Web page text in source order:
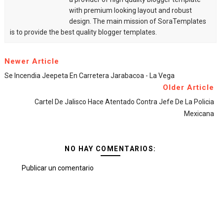
with premium looking layout and robust
design. The main mission of SoraTemplates
is to provide the best quality blogger templates.
Newer Article
Se Incendia Jeepeta En Carretera Jarabacoa - La Vega
Older Article
Cartel De Jalisco Hace Atentado Contra Jefe De La Policia
Mexicana
NO HAY COMENTARIOS:
Publicar un comentario